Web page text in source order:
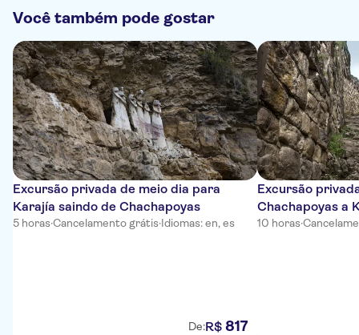
Você também pode gostar
Excursão privada de meio dia para
Karajía saindo de Chachapoyas
5 horas·Cancelamento grátis·Idiomas: en, es
De:R$ 817
Excursão
Chachapoyas a
Leymebamba
10 horas·